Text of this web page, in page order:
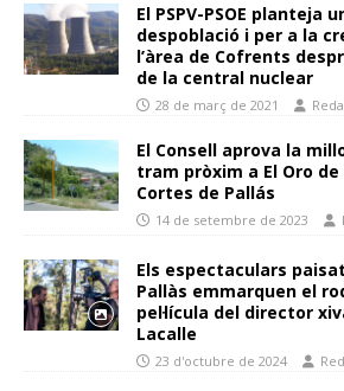
El PSPV-PSOE planteja
despoblació i per a la
l’àrea de Cofrents
de la central nuclear
28 de març de 2021
El Consell aprova la
tram pròxim a El Oro
Cortes de Pallás
14 de setembre de 2023
Els espectaculars
Pallàs emmarquen el
pel·lícula del director
Lacalle
23 d'octubre de 2024